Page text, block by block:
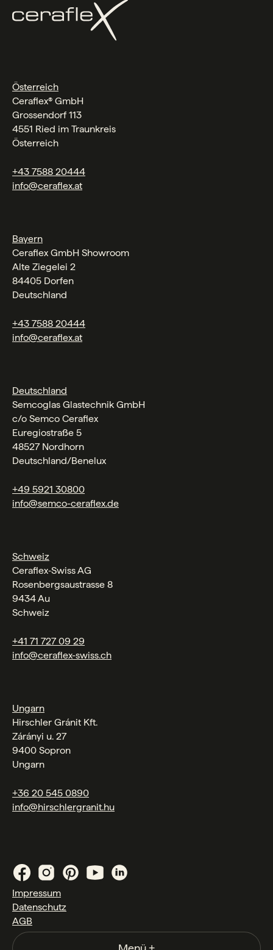
Österreich
Ceraflex® GmbH
Grossendorf 113
4551 Ried im Traunkreis
Österreich
+43 7588 20444
info@ceraflex.at
Bayern
Ceraflex GmbH Showroom
Alte Ziegelei 2
84405 Dorfen
Deutschland
+43 7588 20444
info@ceraflex.at
Deutschland
Semcoglas Glastechnik GmbH
c/o Semco Ceraflex
Euregiostraße 5
48527 Nordhorn
Deutschland/Benelux
+49 5921 30800
info@semco-ceraflex.de
Schweiz
Ceraflex‑Swiss AG
Rosenbergsaustrasse 8
9434 Au
Schweiz
+41 71 727 09 29
info@ceraflex-swiss.ch
Ungarn
Hirschler Gránit Kft.
Zárányi u. 27
9400 Sopron
Ungarn
+36 20 545 0890
info@hirschlergranit.hu
Impressum
Datenschutz
AGB